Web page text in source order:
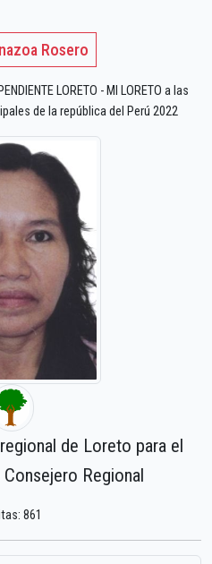
Rosero
LORETO - MI LORETO a las
de la república del Perú 2022
de Loreto para el
Regional
861